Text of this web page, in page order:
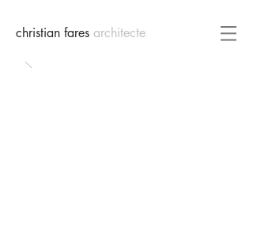
christian fares architecte